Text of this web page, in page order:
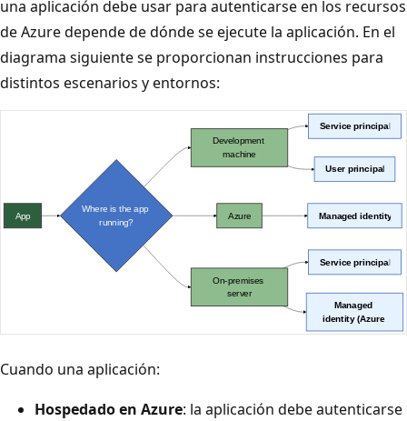
una aplicación debe usar para autenticarse en los recursos
de Azure depende de dónde se ejecute la aplicación. En el
diagrama siguiente se proporcionan instrucciones para
distintos escenarios y entornos:
Cuando una aplicación:
Hospedado en Azure: la aplicación debe autenticarse